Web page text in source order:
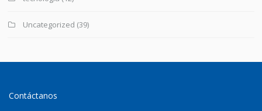
Uncategorized (39)
Contáctanos